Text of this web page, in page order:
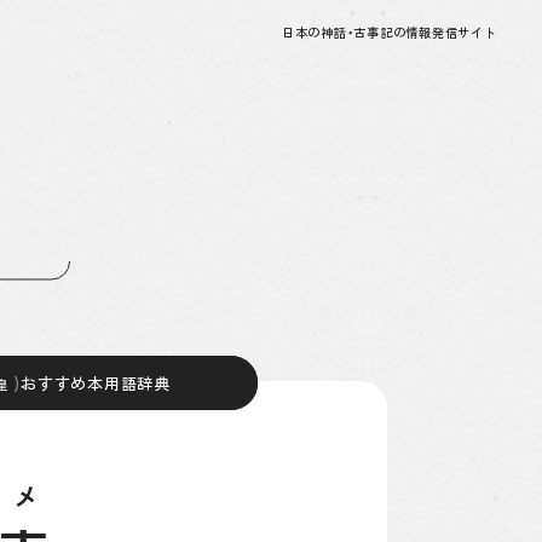
日本の神話・古事記の情報発信サイト
おすすめ本用語辞典
)おすすめ本用語辞典